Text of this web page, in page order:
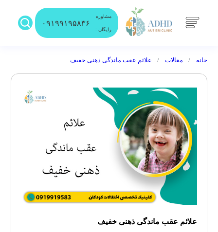
مشاوره
رایگان :
۰۹۱۹۹۱۹۵۸۳۶
خانه مقالات علائم عقب ماندگی ذهنی خفیف
علائم عقب ماندگی ذهنی خفیف